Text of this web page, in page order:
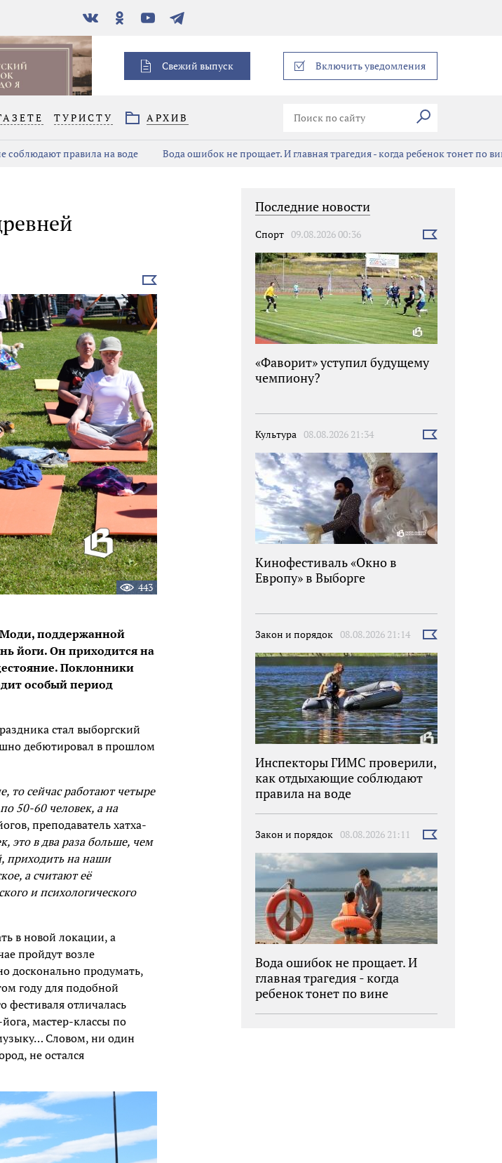
В
контакте
Одноклассники
YouTubeТелеграм
Свежий выпуск Включить уведомления
ТУРИСТУ АРХИВ Искать
правила на воде Вода ошибок не прощает. И главная трагедия - когда ребенок тонет по
Выбрать
новость
443
поддержанной
йоги. Он приходится на
Поклонники
особый период
стал выборгский
дебютировал в прошлом
то сейчас работают четыре
50-60 человек, а на
преподаватель хатха-
это в два раза больше, чем
приходить на наши
а считают её
и психологического
в новой локации, а
пройдут возле
досконально продумать,
году для подобной
фестиваля отличалась
мастер-классы по
Словом, ни один
не остался
Последние новости
Спорт 09.08.2026 00:36
Выбрать
«Фаворит» уступил будущему
чемпиону?
Культура 08.08.2026 21:34
Выбрать
Кинофестиваль «Окно в
Европу» в Выборге
Закон и порядок 08.08.2026 21:14
Выбрать
Инспекторы ГИМС проверили,
как отдыхающие соблюдают
правила на воде
Закон и порядок 08.08.2026 21:11
Выбрать
Вода ошибок не прощает. И
главная трагедия - когда
ребенок тонет по вине